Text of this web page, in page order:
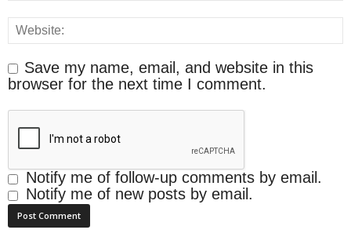
Save my name, email, and website in this
browser for the next time I comment.
Notify me of follow-up comments by email.
Notify me of new posts by email.